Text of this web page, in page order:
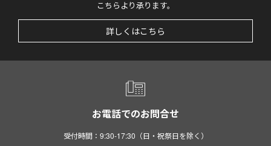
こちらより承ります。
詳しくはこちら
お電話でのお問合せ
受付時間：9:30-17:30（日・祝祭日を除く）